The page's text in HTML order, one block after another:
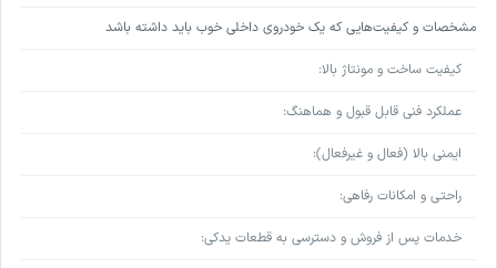
مشخصات و کیفیت‌هایی که یک خودروی داخلی خوب باید داشته باشد
کیفیت ساخت و مونتاژ بالا:
عملکرد فنی قابل قبول و هماهنگ:
ایمنی بالا (فعال و غیرفعال):
راحتی و امکانات رفاهی:
خدمات پس از فروش و دسترسی به قطعات یدکی: